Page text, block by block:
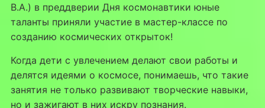
В.А.) в преддверии Дня космонавтики юные
таланты приняли участие в мастер-классе по
созданию космических открыток!
Когда дети с увлечением делают свои работы и
делятся идеями о космосе, понимаешь, что такие
занятия не только развивают творческие навыки,
но и зажигают в них искру познания.